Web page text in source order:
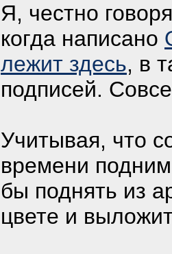
Я, честно
когда написано
лежит здесь, в
подписей.
Учитывая, что
времени
бы поднять из
цвете и